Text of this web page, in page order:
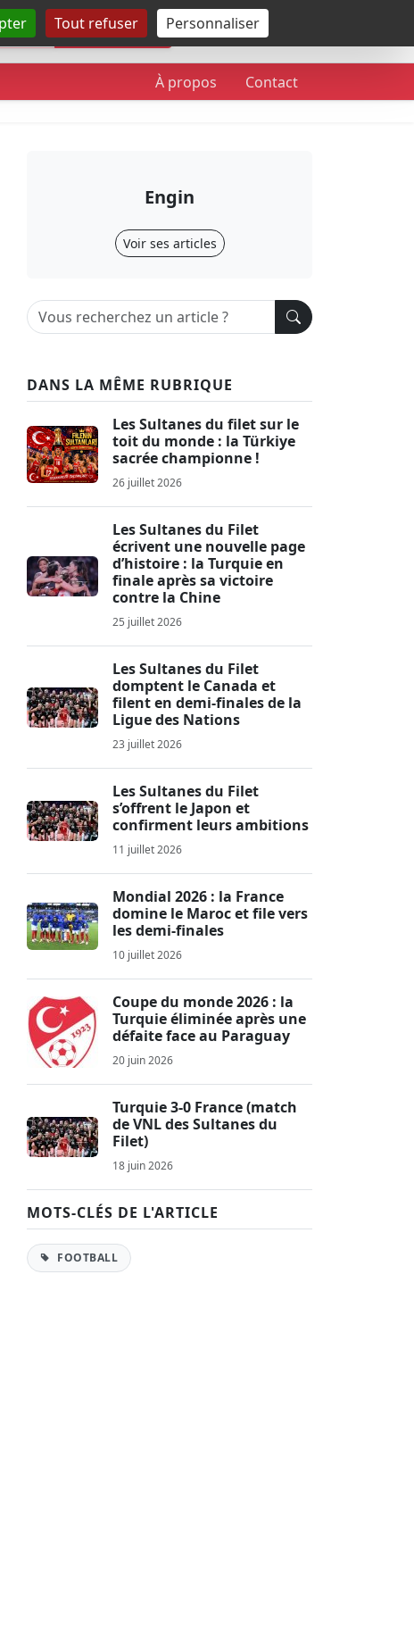
Tout refuser Personnaliser
Rechercher
À propos Contact
Engin
Voir ses articles
DANS LA MÊME RUBRIQUE
Les Sultanes du filet sur le
toit du monde : la Türkiye
sacrée championne !
26 juillet 2026
Les Sultanes du Filet
écrivent une nouvelle page
d’histoire : la Turquie en
finale après sa victoire
contre la Chine
25 juillet 2026
Les Sultanes du Filet
domptent le Canada et
filent en demi-finales de la
Ligue des Nations
23 juillet 2026
Les Sultanes du Filet
s’offrent le Japon et
confirment leurs ambitions
11 juillet 2026
Mondial 2026 : la France
domine le Maroc et file vers
les demi-finales
10 juillet 2026
Coupe du monde 2026 : la
Turquie éliminée après une
défaite face au Paraguay
20 juin 2026
Turquie 3-0 France (match
de VNL des Sultanes du
Filet)
18 juin 2026
MOTS-CLÉS DE L'ARTICLE
FOOTBALL